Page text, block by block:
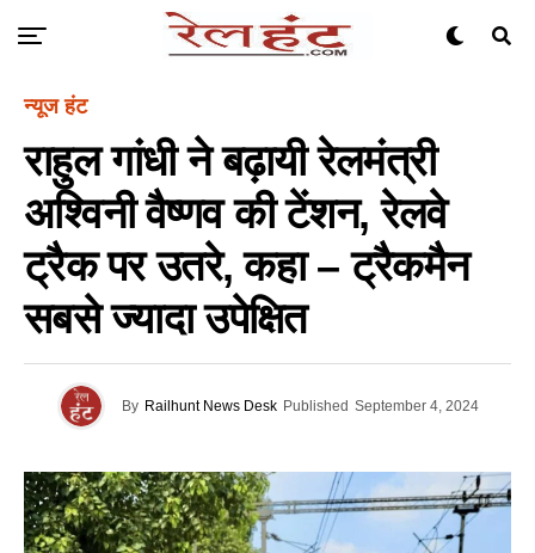
न्यूज हंट
राहुल गांधी ने बढ़ायी रेलमंत्री
अश्विनी वैष्णव की टेंशन, रेलवे
ट्रैक पर उतरे, कहा – ट्रैकमैन
सबसे ज्यादा उपेक्षित
By Railhunt News Desk Published September 4, 2024